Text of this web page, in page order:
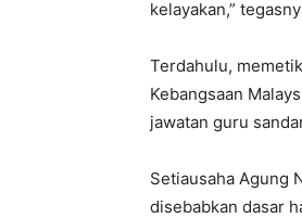
kelayakan,”
Terdahulu,
Kebangsaan
jawatan guru
Setiausaha Agung
disebabkan dasar